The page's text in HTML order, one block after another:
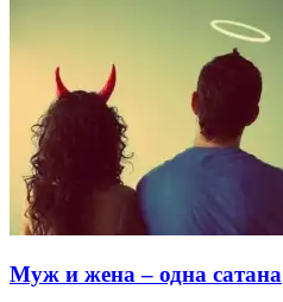
Муж и жена – одна сатана